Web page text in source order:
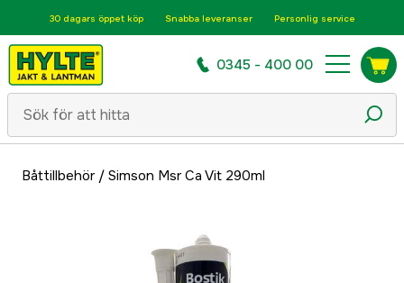
30 dagars öppet köp Snabba leveranser Personlig service
0345 - 400 00
Båttillbehör/ Simson Msr Ca Vit 290ml